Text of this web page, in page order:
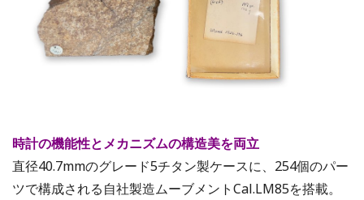
時計の機能性とメカニズムの構造美を両立
直径40.7mmのグレード5チタン製ケースに、254個のパー
ツで構成される自社製造ムーブメントCal.LM85を搭載。